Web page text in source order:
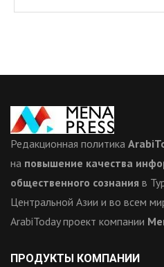
Редакционная политика
на повышение качества
общественного сознания в
Центральной Азии и во всем
ArabiToday проект компании
ПРОДУКТЫ КОМПАНИИ